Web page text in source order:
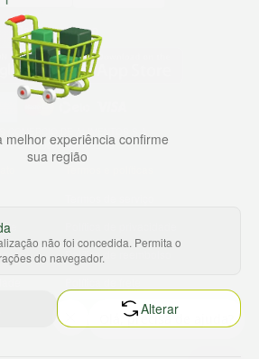
CNPJ: 09.000.493/0002-15
Termos e políticas
Política de reembolso
Baixe nosso app
melhor experiência confirme
sua região
não foi concedida. Permita o
do navegador.
Alterar